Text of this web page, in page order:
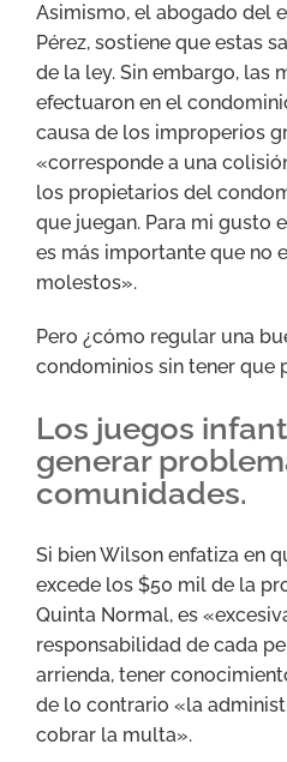
Asimismo, el abogado del
Pérez, sostiene que estas
de la ley. Sin embargo, las
efectuaron en el
causa de los improperios
«corresponde a una
los propietarios del
que juegan. Para mi gusto
es más importante que no
molestos».
Pero ¿cómo regular una
condominios sin tener que
Los juegos
generar
comunidades.
Si bien Wilson enfatiza en
excede los $50 mil de la
Quinta Normal, es
responsabilidad de cada
arrienda, tener
de lo contrario «la
cobrar la multa».